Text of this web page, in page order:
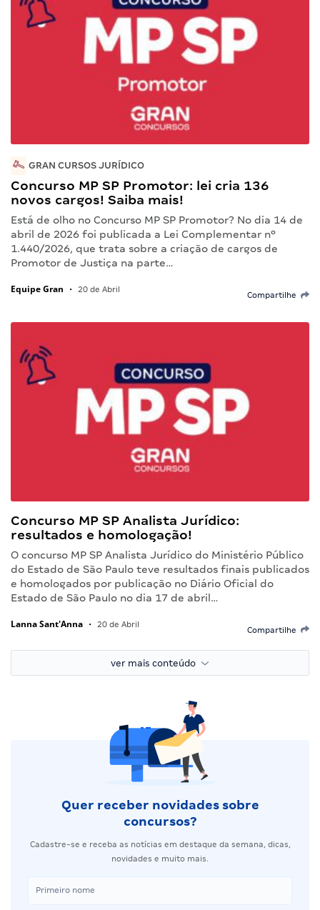
GRAN CURSOS JURÍDICO
Concurso MP SP Promotor: lei cria 136
novos cargos! Saiba mais!
Está de olho no Concurso MP SP Promotor? No dia 14 de
abril de 2026 foi publicada a Lei Complementar nº
1.440/2026, que trata sobre a criação de cargos de
Promotor de Justiça na parte…
Equipe Gran • 20 de Abril
Compartilhe
Concurso MP SP Analista Jurídico:
resultados e homologação!
O concurso MP SP Analista Jurídico do Ministério Público
do Estado de São Paulo teve resultados finais publicados
e homologados por publicação no Diário Oficial do
Estado de São Paulo no dia 17 de abril…
Lanna Sant'Anna • 20 de Abril
Compartilhe
ver mais conteúdo
Quer receber novidades sobre
concursos?
Cadastre-se e receba as notícias em destaque da semana, dicas,
novidades e muito mais.